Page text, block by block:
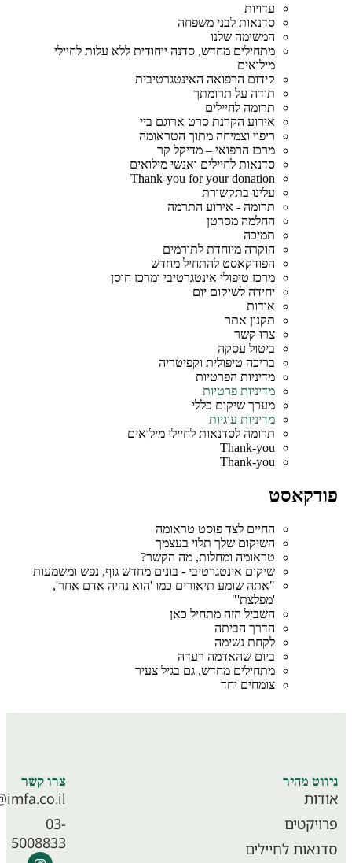
עדויות
סדנאות לבני משפחה
המשימה שלנו
מתחילים מחדש, סדנה ייחודית ללא עלות לחיילי
מילואים
קידום הרפואה האינטגרטיבית
תודה על תרומתך
תרומה לחיילים
אירוע הקרנת סרט ארוגם ביי
ריפוי וצמיחה מתוך הטראומה
מרכז הרפואי – מדיקל קר​
סדנאות לחיילים ואנשי מילואים
Thank-you for your donation
עלינו בתקשורת
תרומה - אירוע התרמה
החלמה מסרטן
תמיכה
הוקרה מיוחדת לתורמים
הפודקאסט להתחיל מחדש
מרכז טיפולי אינטגרטיבי ומרכז חוסן
יחידה לשיקום יום
אודות
תקנון אתר
צרו קשר
ביטול עסקה
בריכה טיפולית וקפיטריה
מדיניות הפרטיות
מדיניות פרטיות
מערך שיקום כללי
מדיניות עוגיות
תרומה לסדנאות לחיילי מילואים
Thank-you
Thank-you
החיים לצד פוסט טראומה
השיקום שלך תלוי בעצמך
טראומה ומחלות, מה הקשר?
שיקום אינטגרטיבי - בונים מחדש גוף, נפש ומשמעות
"אתה שומע תיאורים כמו 'הוא נהיה אדם אחר',
'מפלצת'"
השביל הזה מתחיל כאן
הדרך הביתה
לקחת נשימה
ביום שהאדמה רעדה
מתחילים מחדש, גם בגיל צעיר
צומחים יחד
מהיר
לחיילים
צרו קשר
info@imfa.co.il
5008833